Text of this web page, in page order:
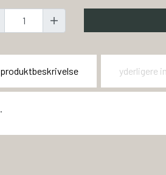
produktbeskrivelse yderligere